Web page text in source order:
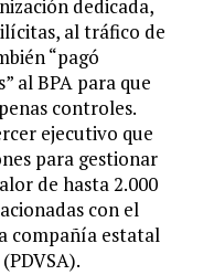
dedicada,
al tráfico de
“pagó
al BPA para que
controles.
ejecutivo que
para gestionar
de hasta 2.000
con el
compañía estatal